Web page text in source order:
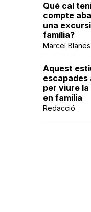
Què cal
compte
una
família?
Marcel
Aquest
escapades
per viure
en família
Redacció